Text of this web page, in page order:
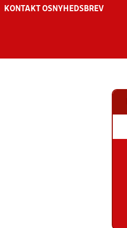
KONTAKT OS NYHEDSBREV